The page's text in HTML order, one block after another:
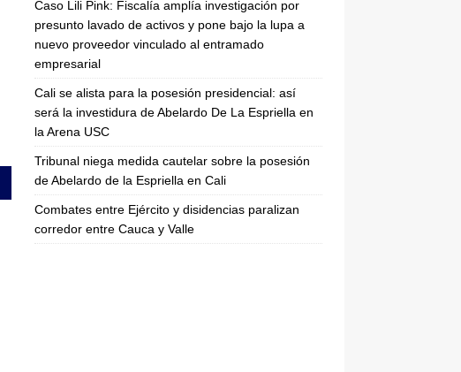
Caso Lili Pink: Fiscalía amplía investigación por
presunto lavado de activos y pone bajo la lupa a
nuevo proveedor vinculado al entramado
empresarial
Cali se alista para la posesión presidencial: así
será la investidura de Abelardo De La Espriella en
la Arena USC
Tribunal niega medida cautelar sobre la posesión
de Abelardo de la Espriella en Cali
Combates entre Ejército y disidencias paralizan
corredor entre Cauca y Valle